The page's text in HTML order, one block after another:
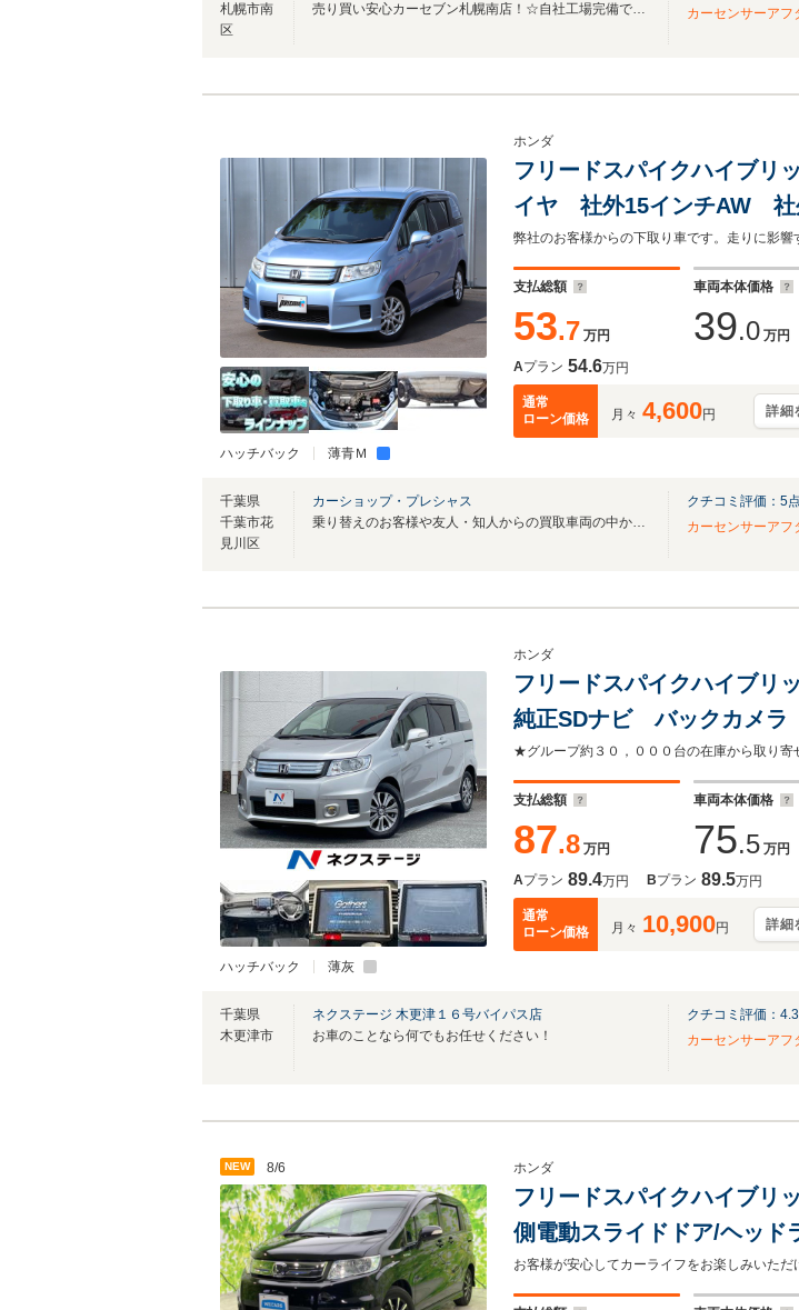
札幌市南
区
売り買い安心カーセブン札幌南店！☆自社工場完備でご納車後も安心サポート☆
カーセンサーアフ
ハッチバック 薄青Ｍ
ホンダ
フリードスパイクハイブ
イヤ 社外15インチAW
ツ ウインカードアミラー
弊社のお客様からの下取り車です。走りに影
支払総額
53.7 万円
車両本体価格
39.0 万円
Aプラン 54.6万円
通常
ローン価格
月々 4,600円 詳細
千葉県
千葉市花
見川区
カーショップ・プレシャス
乗り替えのお客様や友人・知人からの買取車両の中から厳選して良い物のみ販売中！
クチコミ評価： 5
カーセンサーアフ
ハッチバック 薄灰
ホンダ
フリードスパイクハイブリ
純正SDナビ バックカメ
ド ETC クルコン 純正
生 フルセグ
支払総額
87.8 万円
車両本体価格
75.5 万円
Aプラン 89.4万円 Bプラン 89.5万円
通常
ローン価格
月々 10,900円 詳細
千葉県
木更津市
ネクステージ 木更津１６号バイパス店
お車のことなら何でもお任せください！
クチコミ評価： 4.3
カーセンサーアフ
NEW 8/6 ホンダ
フリードスパイクハイブリ
側電動スライドドア/ヘッド
イドリングストップ/バック